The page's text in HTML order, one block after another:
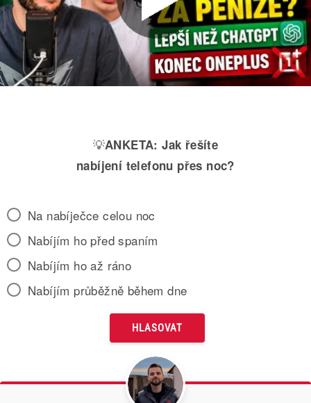
💡ANKETA: Jak řešíte
nabíjení telefonu přes noc?
Na nabíječce celou noc
Nabíjím ho před spaním
Nabíjím ho až ráno
Nabíjím průběžně během dne